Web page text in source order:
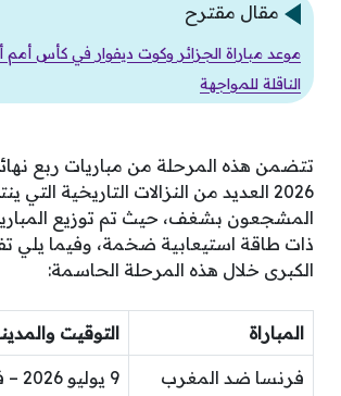
مقال مقترح
موعد مباراة الجزائر وكوت ديفوار في كأس أمم
الناقلة للمواجهة
تتضمن هذه المرحلة من مباريات ربع
2026 العديد من النزالات التاريخية التي
المشجعون بشغف، حيث تم توزيع
ذات طاقة استيعابية ضخمة، وفيما يلي
الكبرى خلال هذه المرحلة الحاسمة:
المباراة التوقيت
فرنسا ضد المغرب 9 يوليو 2026 – فوكسبورو